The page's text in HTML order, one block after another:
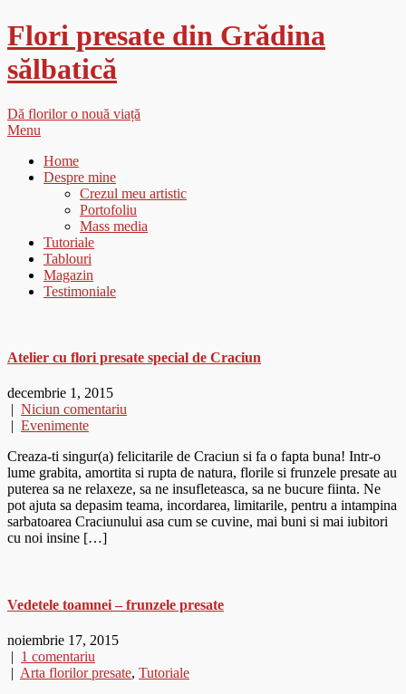
Flori presate din Grădina
sălbatică
Dă florilor o nouă viață
Menu
Home
Despre mine
Crezul meu artistic
Portofoliu
Mass media
Tutoriale
Tablouri
Magazin
Testimoniale
Atelier cu flori presate special de Craciun
decembrie 1, 2015
| Niciun comentariu
| Evenimente
Creaza-ti singur(a) felicitarile de Craciun si fa o fapta buna! Intr-o
lume grabita, amortita si rupta de natura, florile si frunzele presate au
puterea sa ne relaxeze, sa ne insufleteasca, sa ne bucure fiinta. Ne
pot ajuta sa depasim teama, incordarea, limitarile, pentru a intampina
sarbatoarea Craciunului asa cum se cuvine, mai buni si mai iubitori
cu noi insine […]
Vedetele toamnei – frunzele presate
noiembrie 17, 2015
| 1 comentariu
| Arta florilor presate, Tutoriale